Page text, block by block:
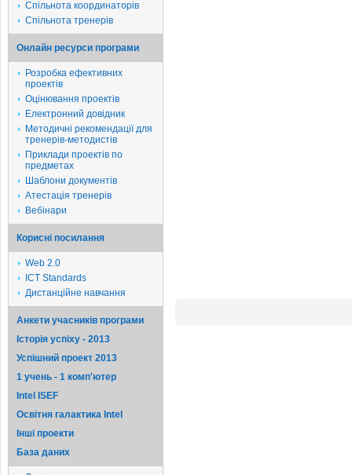
Спільнота координаторів
Спільнота тренерів
Онлайн ресурси програми
Розробка ефективних
проектів
Оцінювання проектів
Електронний довідник
Методичні рекомендації для
тренерів-методистів
Приклади проектів по
предметах
Шаблони документів
Атестація тренерів
Вебінари
Корисні посилання
Web 2.0
ICT Standards
Дистанційне навчання
Анкети учасників програми
Історія успіху - 2013
Успішний проект 2013
1 учень - 1 комп'ютер
Intel ISEF
Освітня галактика Intel
Iншi проекти
База даних